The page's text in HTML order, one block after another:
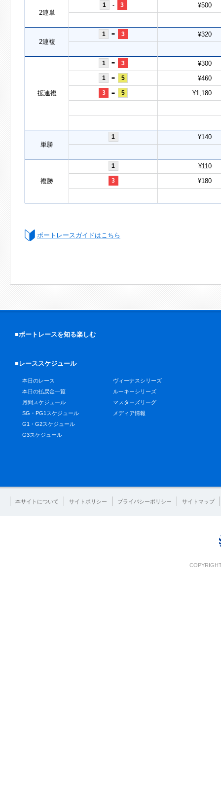
2連単
1 - 3 ¥500
2連複
1 = 3 ¥320
拡連複
1 = 3 ¥300
1 = 5 ¥460
3 = 5 ¥1,180
単勝
1 ¥140
複勝
1 ¥110
3 ¥180
ボートレースガイドはこちら
■ボートレースを知る楽しむ
■レーススケジュール
本日のレース
本日の払戻金一覧
月間スケジュール
SG・PG1スケジュール
G1・G2スケジュール
G3スケジュール
ヴィーナスシリーズ
ルーキーシリーズ
マスターズリーグ
メディア情報
本サイトについて サイトポリシー プライバシーポリシー サイトマップ